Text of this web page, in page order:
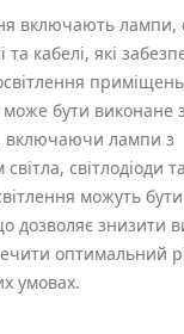
включають лампи,
та кабелі, які
може бути виконане
включаючи лампи з
світлодіоди
можуть бути
дозволяє знизити
оптимальний
умовах.